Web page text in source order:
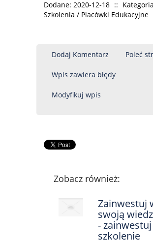
Dodane: 2020-12-18 ::
Szkolenia / Placówki Edukacyjne
Dodaj Komentarz Poleć
Wpis zawiera błędy
Modyfikuj wpis
Zobacz również:
Zainwestuj
swoją
-
szkolenie